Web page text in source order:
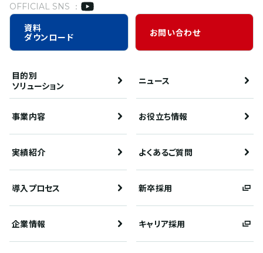
OFFICIAL SNS ：
資料
ダウンロード
お問い合わせ
目的別
ソリューション
ニュース
事業内容 お役立ち情報
実績紹介 よくあるご質問
導入プロセス 新卒採用
企業情報 キャリア採用